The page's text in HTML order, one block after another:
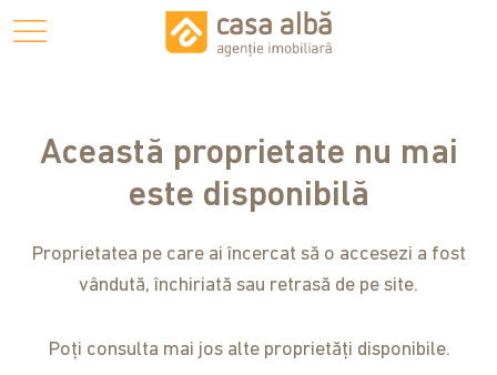
Această proprietate nu mai
este disponibilă
Proprietatea pe care ai încercat să o accesezi a fost
vândută, închiriată sau retrasă de pe site.
Poți consulta mai jos alte proprietăți disponibile.